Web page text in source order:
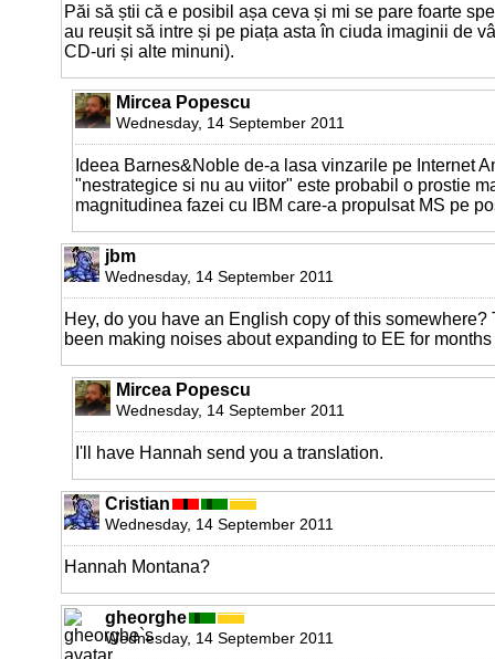
Păi să știi că e posibil așa ceva și mi se pare foarte
au reușit să intre și pe piața asta în ciuda imaginii de
CD-uri și alte minuni).
Mircea Popescu
Wednesday, 14 September 2011
Ideea Barnes&Noble de-a lasa vinzarile pe Internet
"nestrategice si nu au viitor" este probabil o prostie
magnitudinea fazei cu IBM care-a propulsat MS pe
jbm
Wednesday, 14 September 2011
Hey, do you have an English copy of this somewhere?
been making noises about expanding to EE for months
Mircea Popescu
Wednesday, 14 September 2011
I'll have Hannah send you a translation.
Cristian
Wednesday, 14 September 2011
Hannah Montana?
gheorghe
Wednesday, 14 September 2011